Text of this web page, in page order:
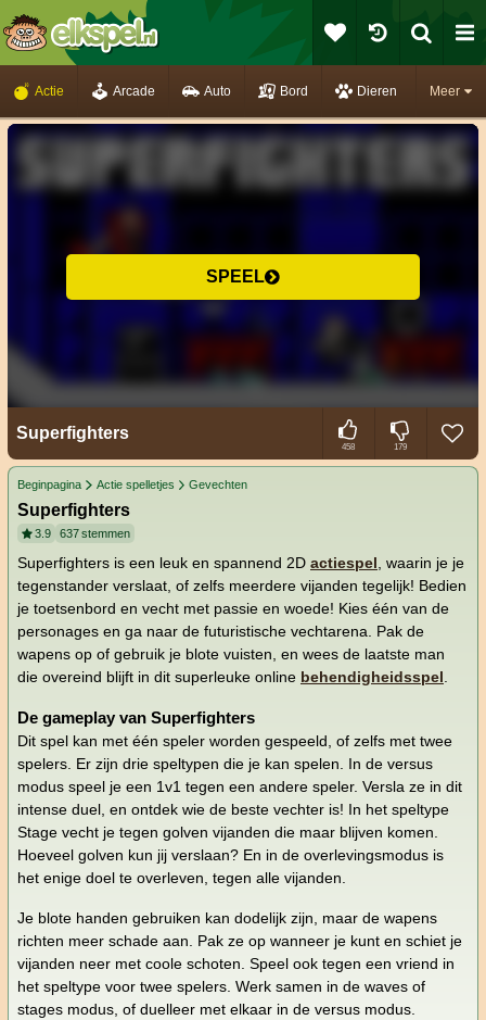
Meer
Actie Arcade Auto Bord Dieren
SPEEL
Superfighters
458 179
Beginpagina Actie spelletjes Gevechten
Superfighters
3.9 637stemmen
Superfighters is een leuk en spannend 2D actiespel, waarin je je
tegenstander verslaat, of zelfs meerdere vijanden tegelijk! Bedien
je toetsenbord en vecht met passie en woede! Kies één van de
personages en ga naar de futuristische vechtarena. Pak de
wapens op of gebruik je blote vuisten, en wees de laatste man
die overeind blijft in dit superleuke online behendigheidsspel.
De gameplay van Superfighters
Dit spel kan met één speler worden gespeeld, of zelfs met twee
spelers. Er zijn drie speltypen die je kan spelen. In de versus
modus speel je een 1v1 tegen een andere speler. Versla ze in dit
intense duel, en ontdek wie de beste vechter is! In het speltype
Stage vecht je tegen golven vijanden die maar blijven komen.
Hoeveel golven kun jij verslaan? En in de overlevingsmodus is
het enige doel te overleven, tegen alle vijanden.
Je blote handen gebruiken kan dodelijk zijn, maar de wapens
richten meer schade aan. Pak ze op wanneer je kunt en schiet je
vijanden neer met coole schoten. Speel ook tegen een vriend in
het speltype voor twee spelers. Werk samen in de waves of
stages modus, of duelleer met elkaar in de versus modus.